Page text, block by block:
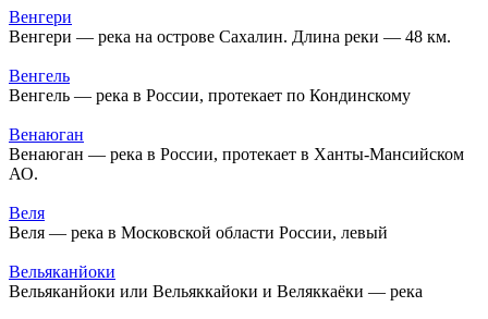
Венгери
Венгери — река на острове Сахалин. Длина реки — 48 км.
Венгель
Венгель — река в России, протекает по Кондинскому
Венаюган
Венаюган — река в России, протекает в Ханты-Мансийском
АО.
Веля
Веля — река в Московской области России, левый
Вельяканйоки
Вельяканйоки или Вельяккайоки и Веляккаёки — река